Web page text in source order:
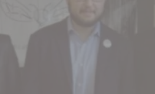
a través de seis programas
el estado de sus barrancos